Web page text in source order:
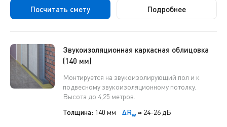
Посчитать смету Подробнее
Звукоизоляционная каркасная облицовка
(140 мм)
Монтируется на звукоизолирующий пол и к
подвесному звукоизоляционному потолку.
Высота до 4,25 метров.
Толщина: 140 мм ΔRw ≈ 24-26 дБ